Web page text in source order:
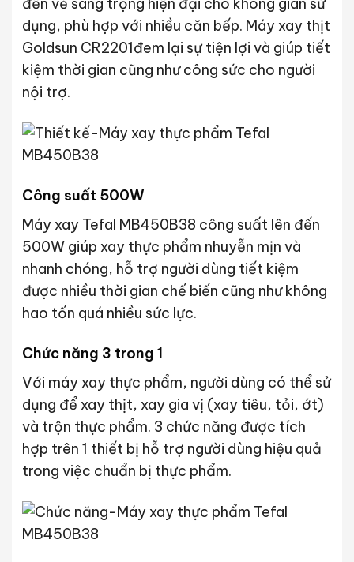
đến vẻ sang trọng hiện đại cho không gian sử
dụng, phù hợp với nhiều căn bếp. Máy xay thịt
Goldsun CR2201đem lại sự tiện lợi và giúp tiết
kiệm thời gian cũng như công sức cho người
nội trợ.
Công suất 500W
Máy xay Tefal MB450B38 công suất lên đến
500W giúp xay thực phẩm nhuyễn mịn và
nhanh chóng, hỗ trợ người dùng tiết kiệm
được nhiều thời gian chế biến cũng như không
hao tốn quá nhiều sức lực.
Chức năng 3 trong 1
Với máy xay thực phẩm, người dùng có thể sử
dụng để xay thịt, xay gia vị (xay tiêu, tỏi, ớt)
và trộn thực phẩm. 3 chức năng được tích
hợp trên 1 thiết bị hỗ trợ người dùng hiệu quả
trong việc chuẩn bị thực phẩm.